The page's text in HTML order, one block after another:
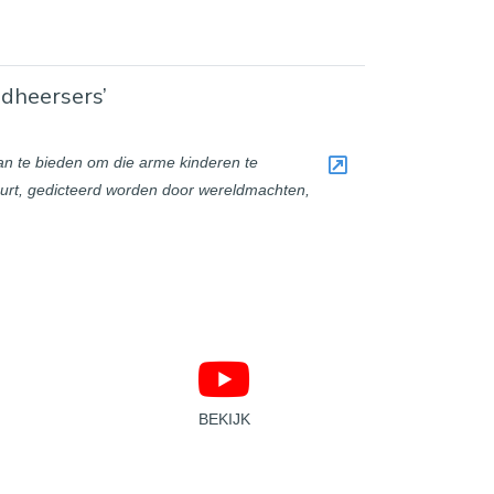
te bieden om die arme kinderen te
gedicteerd worden door wereldmachten,
BEKIJK